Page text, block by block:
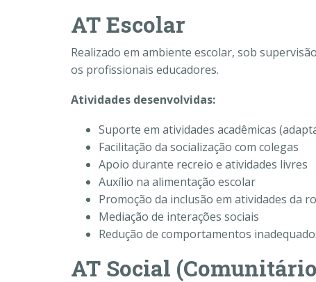
AT Escolar
Realizado em ambiente escolar, sob
os profissionais educadores.
Atividades desenvolvidas:
Suporte em atividades acadêmicas
Facilitação da socialização com colegas
Apoio durante recreio e atividades livres
Auxílio na alimentação escolar
Promoção da inclusão em atividades da
Mediação de interações sociais
Redução de comportamentos
AT Social